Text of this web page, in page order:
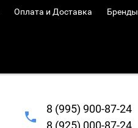
Оплата и Доставка Бренды
8 (995) 900-87-24
8 (925) 000-87-24